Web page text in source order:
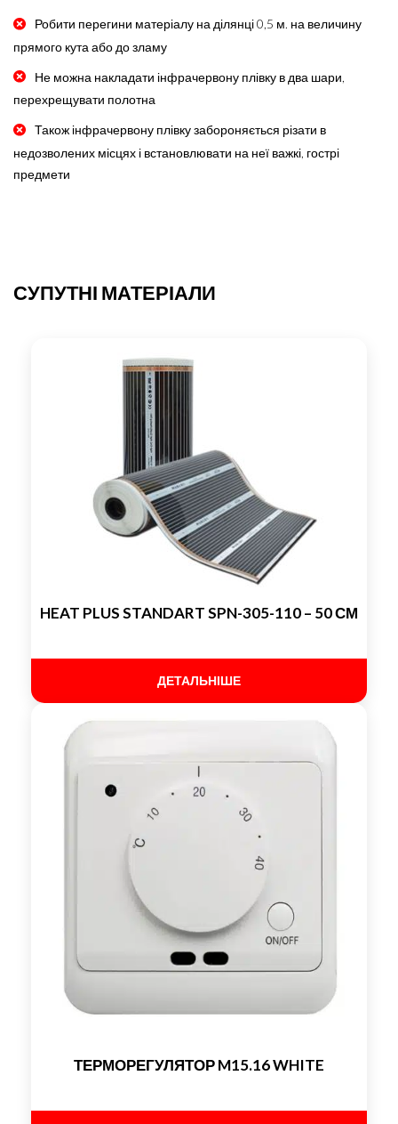
Робити перегини матеріалу на ділянці 0,5 м. на величину
прямого кута або до зламу
Не можна накладати інфрачервону плівку в два шари,
перехрещувати полотна
Також інфрачервону плівку забороняється різати в
недозволених місцях і встановлювати на неї важкі, гострі
предмети
СУПУТНІ МАТЕРІАЛИ
HEAT PLUS STANDART SPN-305-110 – 50 СМ
ДЕТАЛЬНІШЕ
ТЕРМОРЕГУЛЯТОР M15.16 WHITE